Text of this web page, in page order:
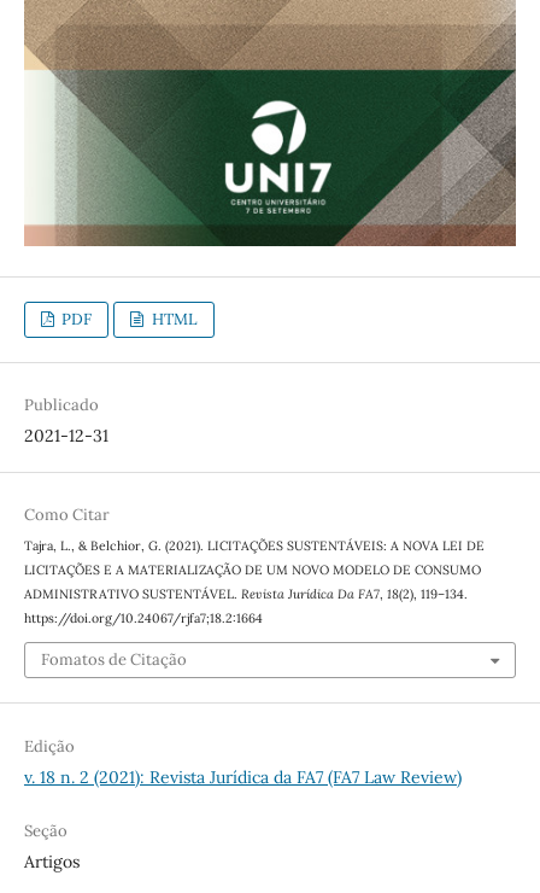
PDF HTML
Publicado
2021-12-31
Como Citar
Tajra, L., & Belchior, G. (2021). LICITAÇÕES SUSTENTÁVEIS: A NOVA LEI DE
LICITAÇÕES E A MATERIALIZAÇÃO DE UM NOVO MODELO DE CONSUMO
ADMINISTRATIVO SUSTENTÁVEL. Revista Jurídica Da FA7, 18(2), 119–134.
https://doi.org/10.24067/rjfa7;18.2:1664
Fomatos de Citação
Edição
v. 18 n. 2 (2021): Revista Jurídica da FA7 (FA7 Law Review)
Seção
Artigos